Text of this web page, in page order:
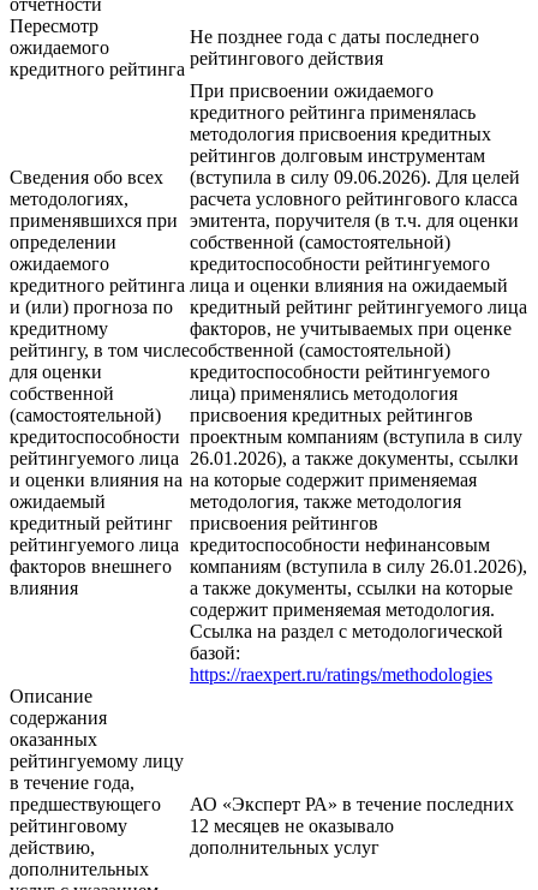
отчетности
Пересмотр
ожидаемого
кредитного рейтинга
Не позднее года с даты последнего
рейтингового действия
Сведения обо всех
методологиях,
применявшихся при
определении
ожидаемого
кредитного рейтинга
и (или) прогноза по
кредитному
рейтингу, в том числе
для оценки
собственной
(самостоятельной)
кредитоспособности
рейтингуемого лица
и оценки влияния на
ожидаемый
кредитный рейтинг
рейтингуемого лица
факторов внешнего
влияния
При присвоении ожидаемого
кредитного рейтинга применялась
методология присвоения кредитных
рейтингов долговым инструментам
(вступила в силу 09.06.2026). Для целей
расчета условного рейтингового класса
эмитента, поручителя (в т.ч. для оценки
собственной (самостоятельной)
кредитоспособности рейтингуемого
лица и оценки влияния на ожидаемый
кредитный рейтинг рейтингуемого лица
факторов, не учитываемых при оценке
собственной (самостоятельной)
кредитоспособности рейтингуемого
лица) применялись методология
присвоения кредитных рейтингов
проектным компаниям (вступила в силу
26.01.2026), а также документы, ссылки
на которые содержит применяемая
методология, также методология
присвоения рейтингов
кредитоспособности нефинансовым
компаниям (вступила в силу 26.01.2026),
а также документы, ссылки на которые
содержит применяемая методология.
Ссылка на раздел с методологической
базой:
https://raexpert.ru/ratings/methodologies
Описание
содержания
оказанных
рейтингуемому лицу
в течение года,
предшествующего
рейтинговому
действию,
дополнительных
АО «Эксперт РА» в течение последних
12 месяцев не оказывало
дополнительных услуг